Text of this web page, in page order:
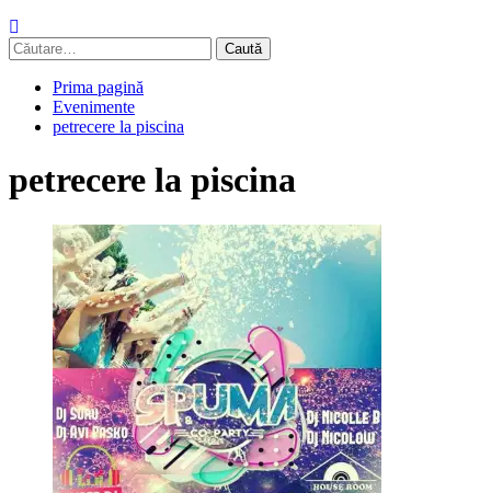
Caută
după:
Prima pagină
Evenimente
petrecere la piscina
petrecere la piscina